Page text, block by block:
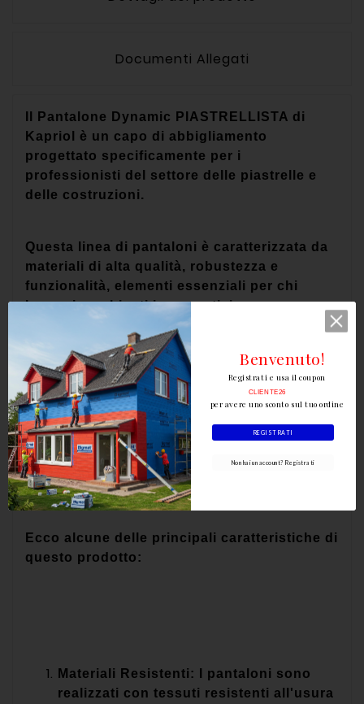
Documenti Allegati
Il Pantalone Dynamic PIASTRELLISTA di
Kapriol è un capo di abbigliamento
progettato specificamente per i
professionisti del settore delle piastrelle e
delle costruzioni.
Questa linea di pantaloni è caratterizzata da
materiali di alta qualità, robustezza e
funzionalità, elementi essenziali per chi
lavora in ambienti impegnativi.
Ecco alcune delle principali caratteristiche di
questo prodotto:
Materiali Resistenti: I pantaloni sono
realizzati con tessuti resistenti all'usura
REGISTRATI
Non hai un account? Registrati
Registrati e usa il coupon
per avere uno sconto sul tuo ordine
CLIENTE26
Benvenuto!